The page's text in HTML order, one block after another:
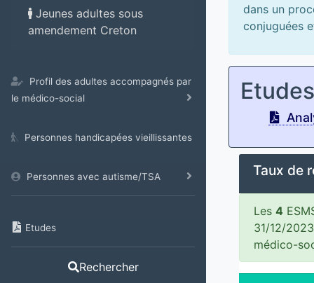
Jeunes adultes sous
amendement Creton
Profil des adultes accompagnés par
le médico-social
Personnes handicapées vieillissantes
Personnes avec autisme/TSA
Etudes
Rechercher
dans un
conjuguées
Etudes
Taux de
Les 4
31/12/
médico-